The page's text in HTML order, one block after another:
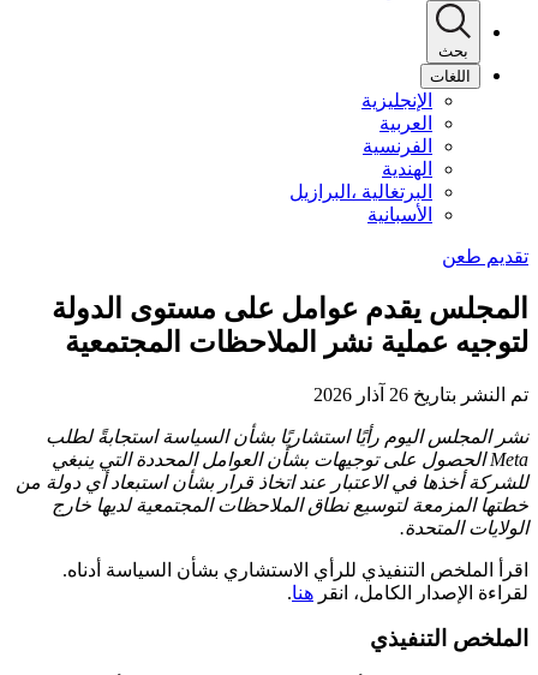
بحث
اللغات
الإنجليزية
العربية
الفرنسية
الهندية
البرتغالية ،البرازيل
الأسبانية
المجلس يقدم عوامل على مستوى الدولة
لتوجيه عملية نشر ‏‫الملاحظات المجتمعية
تم النشر بتاريخ 26 آذار 2026
نشر المجلس اليوم رأيًا استشاريًا بشأن السياسة استجابةً لطلب
Meta الحصول على توجيهات بشأن العوامل المحددة التي ينبغي
للشركة أخذها في الاعتبار عند اتخاذ قرار بشأن استبعاد أي دولة من
خطتها المزمعة لتوسيع نطاق الملاحظات المجتمعية لديها خارج
الولايات المتحدة.
اقرأ الملخص التنفيذي للرأي الاستشاري بشأن السياسة أدناه.
لقراءة الإصدار الكامل، انقر هنا.
الملخص التنفيذي